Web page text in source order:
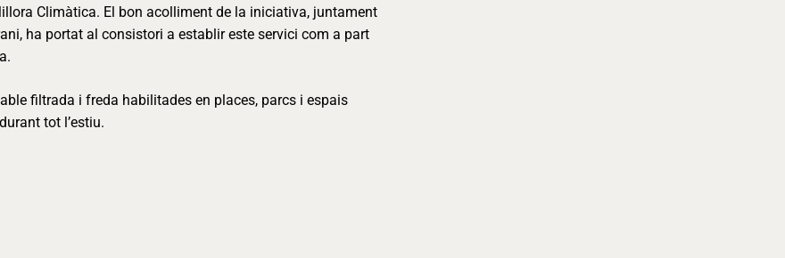
Climàtica. El bon acolliment de la iniciativa, juntament
ha portat al consistori a establir este servici com a part
filtrada i freda habilitades en places, parcs i espais
tot l’estiu.